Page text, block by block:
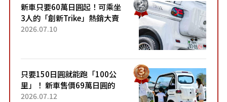
新車只要60萬日圓起！可乘坐
3人的「創新Trike」熱銷大賣
成為人氣車款！「養車成本真
2026.07.10
只要150日圓就能跑「100公
里」！ 新車售價69萬日圓的
「3人座」Trike大受歡迎！ 順
2026.07.12